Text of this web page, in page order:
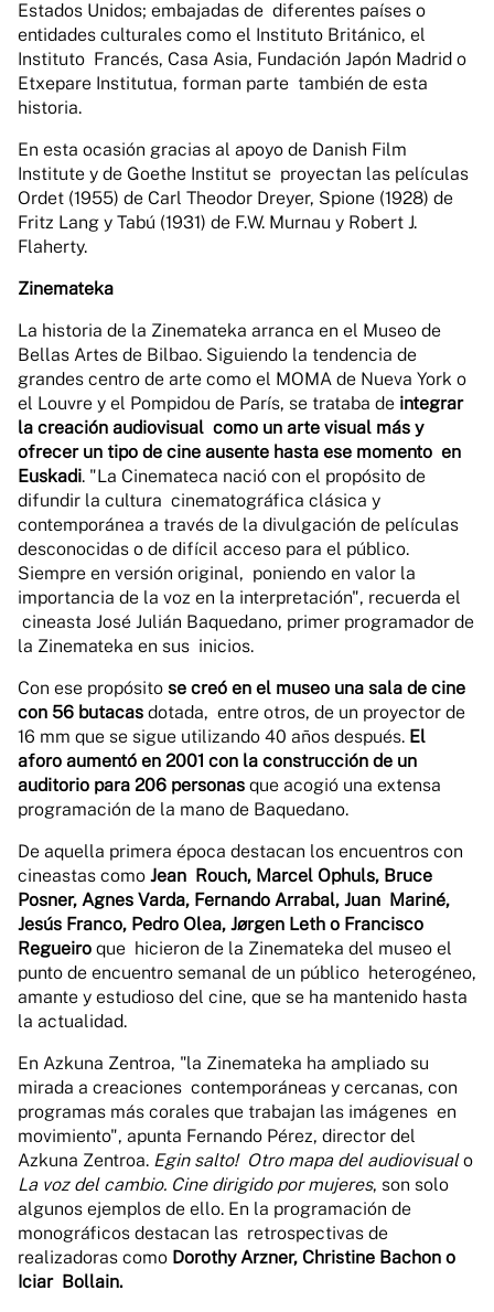
Estados Unidos; embajadas de diferentes países o
entidades culturales como el Instituto Británico, el
Instituto Francés, Casa Asia, Fundación Japón Madrid o
Etxepare Institutua, forman parte también de esta
historia.
En esta ocasión gracias al apoyo de Danish Film
Institute y de Goethe Institut se proyectan las películas
Ordet (1955) de Carl Theodor Dreyer, Spione (1928) de
Fritz Lang y Tabú (1931) de F.W. Murnau y Robert J.
Flaherty.
Zinemateka
La historia de la Zinemateka arranca en el Museo de
Bellas Artes de Bilbao. Siguiendo la tendencia de
grandes centro de arte como el MOMA de Nueva York o
el Louvre y el Pompidou de París, se trataba de integrar
la creación audiovisual como un arte visual más y
ofrecer un tipo de cine ausente hasta ese momento en
Euskadi. "La Cinemateca nació con el propósito de
difundir la cultura cinematográfica clásica y
contemporánea a través de la divulgación de películas
desconocidas o de difícil acceso para el público.
Siempre en versión original, poniendo en valor la
importancia de la voz en la interpretación", recuerda el
cineasta José Julián Baquedano, primer programador de
la Zinemateka en sus inicios.
Con ese propósito se creó en el museo una sala de cine
con 56 butacas dotada, entre otros, de un proyector de
16 mm que se sigue utilizando 40 años después. El
aforo aumentó en 2001 con la construcción de un
auditorio para 206 personas que acogió una extensa
programación de la mano de Baquedano.
De aquella primera época destacan los encuentros con
cineastas como Jean Rouch, Marcel Ophuls, Bruce
Posner, Agnes Varda, Fernando Arrabal, Juan Mariné,
Jesús Franco, Pedro Olea, Jørgen Leth o Francisco
Regueiro que hicieron de la Zinemateka del museo el
punto de encuentro semanal de un público heterogéneo,
amante y estudioso del cine, que se ha mantenido hasta
la actualidad.
En Azkuna Zentroa, "la Zinemateka ha ampliado su
mirada a creaciones contemporáneas y cercanas, con
programas más corales que trabajan las imágenes en
movimiento", apunta Fernando Pérez, director del
Azkuna Zentroa. Egin salto! Otro mapa del audiovisualo
La voz del cambio. Cine dirigido por mujeres, son solo
algunos ejemplos de ello. En la programación de
monográficos destacan las retrospectivas de
realizadoras como Dorothy Arzner, Christine Bachon o
Iciar Bollain.